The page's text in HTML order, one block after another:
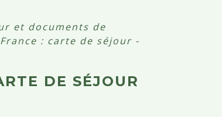
et documents de
: carte de séjour -
DE SÉJOUR